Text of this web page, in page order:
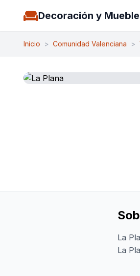
Decoración y
Inicio > Comunidad Valenciana >
La
La